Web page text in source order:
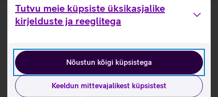
Tutvu meie küpsiste üksikasjalike
kirjelduste ja reeglitega
Nõustun kõigi küpsistega
Keeldun mittevajalikest küpsistest